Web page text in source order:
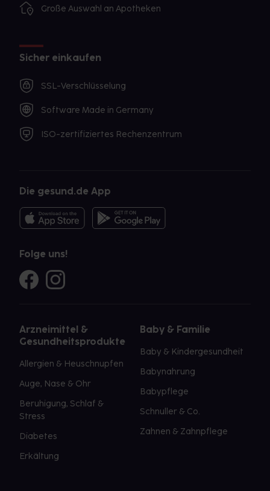
Große Auswahl an Apotheken
Sicher einkaufen
SSL-Verschlüsselung
Software Made in Germany
ISO-zertifiziertes Rechenzentrum
Die gesund.de App
Folge uns!
Arzneimittel &
Gesundheitsprodukte
Allergien & Heuschnupfen
Auge, Nase & Ohr
Beruhigung, Schlaf &
Stress
Diabetes
Erkältung
Baby & Familie
Baby & Kindergesundheit
Babynahrung
Babypflege
Schnuller & Co.
Zahnen & Zahnpflege